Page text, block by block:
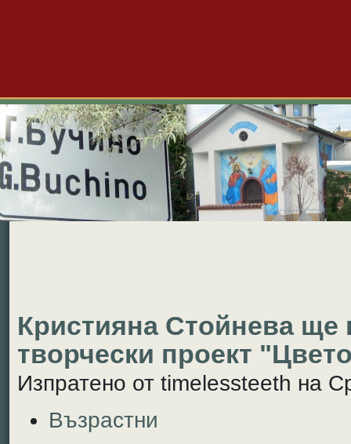
Кристияна Стойнева ще
творчески проект
Изпратено от timelessteeth на
Възрастни